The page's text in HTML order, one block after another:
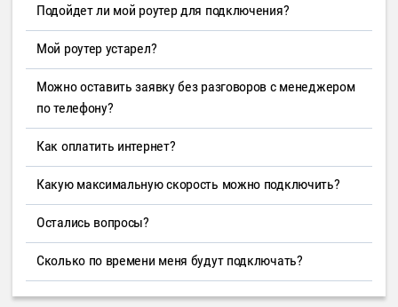
Подойдет ли мой роутер для подключения?
Мой роутер устарел?
Можно оставить заявку без разговоров с менеджером
по телефону?
Как оплатить интернет?
Какую максимальную скорость можно подключить?
Остались вопросы?
Сколько по времени меня будут подключать?